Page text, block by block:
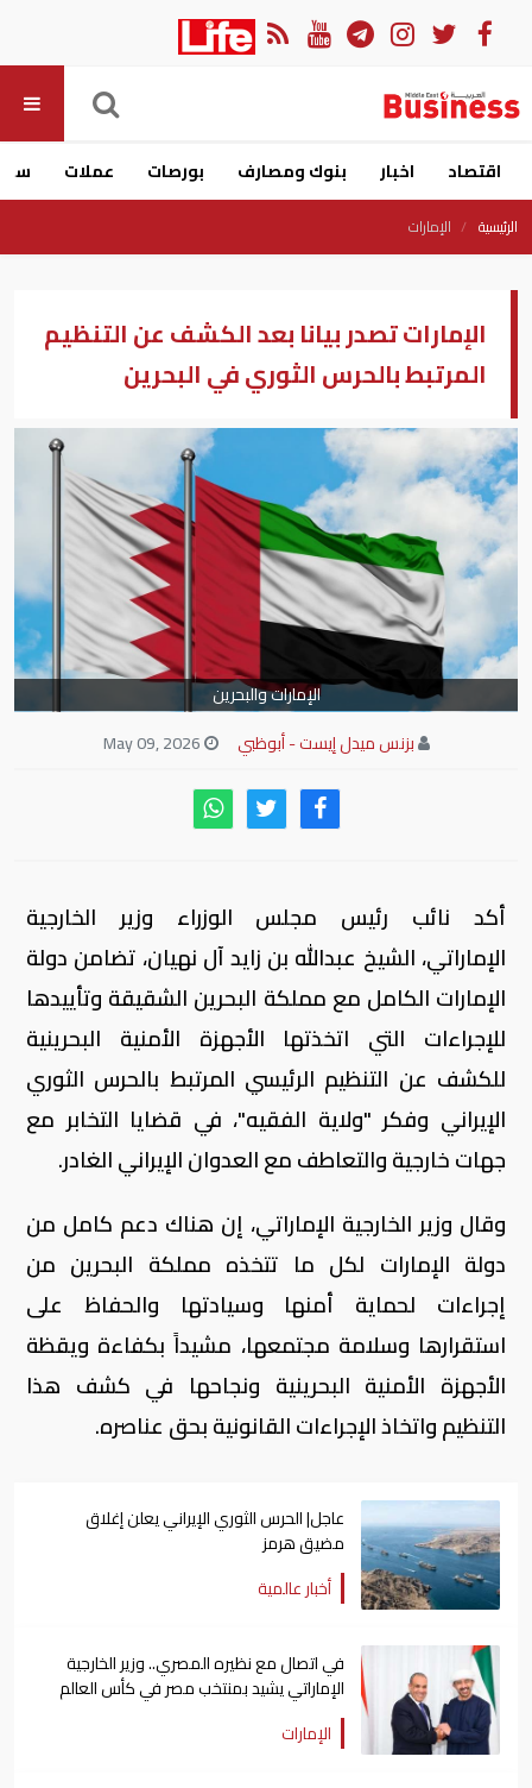
اقتصاد اخبار بنوك ومصارف بورصات عملات
الرئيسية الإمارات
الإمارات تصدر بيانا بعد الكشف عن التنظيم
المرتبط بالحرس الثوري في البحرين
الإمارات والبحرين
بزنس ميدل إيست - أبوظبي
أكد نائب رئيس مجلس الوزراء وزير الخارجية
الإماراتي، الشيخ عبدالله بن زايد آل نهيان، تضامن دولة
الإمارات الكامل مع مملكة البحرين الشقيقة وتأييدها
للإجراءات التي اتخذتها الأجهزة الأمنية البحرينية
للكشف عن التنظيم الرئيسي المرتبط بالحرس الثوري
الإيراني وفكر "ولاية الفقيه"، في قضايا التخابر مع
جهات خارجية والتعاطف مع العدوان الإيراني الغادر.
وقال وزير الخارجية الإماراتي، إن هناك دعم كامل من
دولة الإمارات لكل ما تتخذه مملكة البحرين من
إجراءات لحماية أمنها وسيادتها والحفاظ على
استقرارها وسلامة مجتمعها، مشيداً بكفاءة ويقظة
الأجهزة الأمنية البحرينية ونجاحها في كشف هذا
التنظيم واتخاذ الإجراءات القانونية بحق عناصره.
عاجل| الحرس الثوري الإيراني يعلن إغلاق
مضيق هرمز
أخبار عالمية
في اتصال مع نظيره المصري.. وزير الخارجية
الإماراتي يشيد بمنتخب مصر في كأس العالم
الإمارات